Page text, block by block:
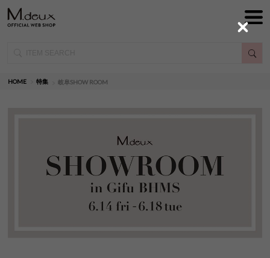
HOME 特集 岐阜SHOW ROOM
Close